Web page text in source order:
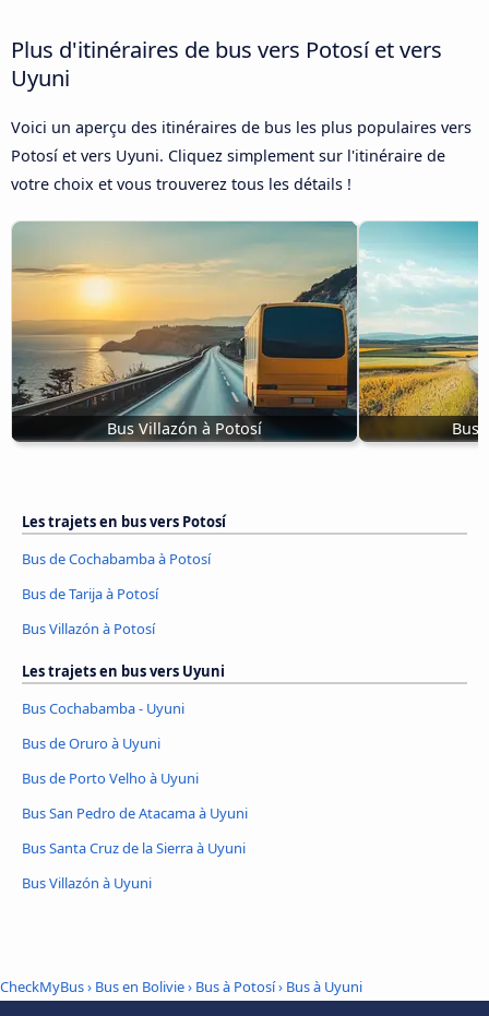
Plus d'itinéraires de bus vers Potosí et vers
Uyuni
Voici un aperçu des itinéraires de bus les plus populaires vers
Potosí et vers Uyuni. Cliquez simplement sur l'itinéraire de
votre choix et vous trouverez tous les détails !
Bus Villazón à Potosí Bus
Les trajets en bus vers Potosí
Bus de Cochabamba à Potosí
Bus de Tarija à Potosí
Bus Villazón à Potosí
Les trajets en bus vers Uyuni
Bus Cochabamba - Uyuni
Bus de Oruro à Uyuni
Bus de Porto Velho à Uyuni
Bus San Pedro de Atacama à Uyuni
Bus Santa Cruz de la Sierra à Uyuni
Bus Villazón à Uyuni
CheckMyBus› Bus en Bolivie› Bus à Potosí› Bus à Uyuni